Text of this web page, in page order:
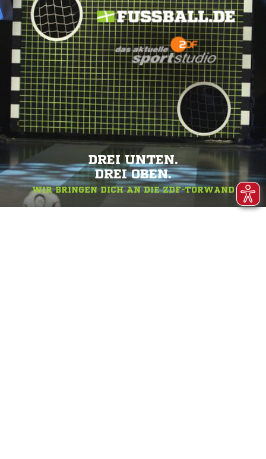
DREI UNTEN.
DREI OBEN.
WIR BRINGEN DICH AN DIE ZDF-TORWAND